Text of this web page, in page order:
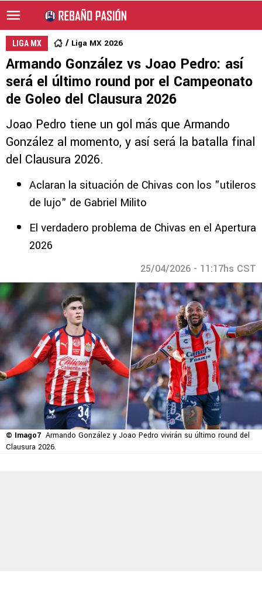
LIGA MX Liga MX 2026
Armando González vs Joao Pedro: así
será el último round por el Campeonato
de Goleo del Clausura 2026
Joao Pedro tiene un gol más que Armando
González al momento, y así será la batalla final
del Clausura 2026.
Aclaran la situación de Chivas con los "utileros
de lujo" de Gabriel Milito
El verdadero problema de Chivas en el Apertura
2026
25/04/2026 - 11:17hs CST
© Imago7 Armando González y Joao Pedro vivirán su último round del
Clausura 2026.